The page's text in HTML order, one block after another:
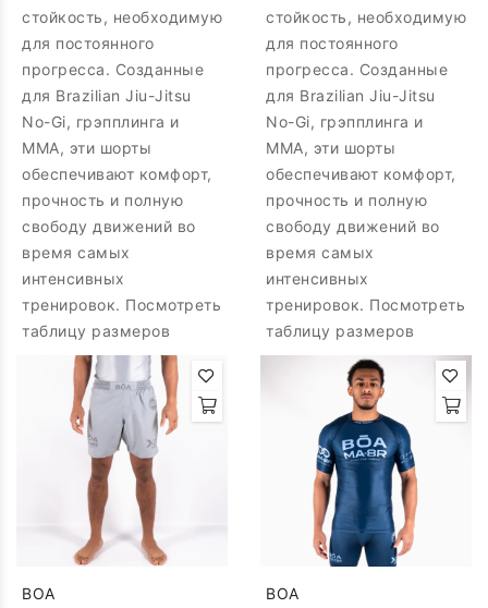
стойкость, необходимую
для постоянного
прогресса. Созданные
для Brazilian Jiu-Jitsu
No-Gi, грэпплинга и
MMA, эти шорты
обеспечивают комфорт,
прочность и полную
свободу движений во
время самых
интенсивных
тренировок. Посмотреть
таблицу размеров
стойкость, необходимую
для постоянного
прогресса. Созданные
для Brazilian Jiu-Jitsu
No-Gi, грэпплинга и
MMA, эти шорты
обеспечивают комфорт,
прочность и полную
свободу движений во
время самых
интенсивных
тренировок. Посмотреть
таблицу размеров
BOA
BOA